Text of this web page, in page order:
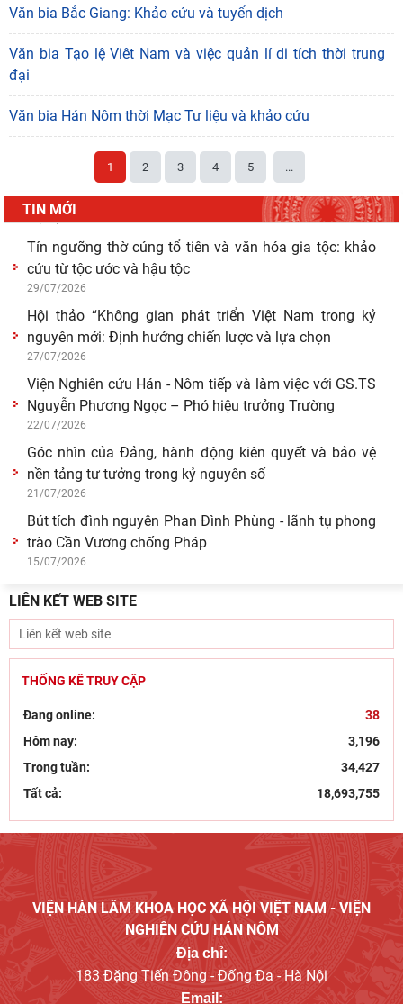
Văn bia Bắc Giang: Khảo cứu và tuyển dịch
Văn bia Tạo lệ Viêt Nam và việc quản lí di tích thời trung
đại
Văn bia Hán Nôm thời Mạc Tư liệu và khảo cứu
1 2 3 4 5 ...
TIN MỚI
Lớp bồi dưỡng Hán Nôm cơ bản cho viên chức Viện
chương
03/08/2026
Giá trị truyền thống trong xây dựng và hoàn thiện hệ
thống thực thi quyền hành pháp ở Việt Nam hiện
Giá trị truyền thống trong xây dựng và hoàn thiện hệ
thống thực thi quyền hành pháp ở Việt Nam hiện
29/07/2026
Tín ngưỡng thờ cúng tổ tiên và văn hóa gia tộc: khảo
cứu từ tộc ước và hậu tộc
29/07/2026
Hội thảo “Không gian phát triển Việt Nam trong kỷ
nguyên mới: Định hướng chiến lược và lựa chọn
27/07/2026
Viện Nghiên cứu Hán - Nôm tiếp và làm việc với GS.TS
Nguyễn Phương Ngọc – Phó hiệu trưởng Trường
22/07/2026
Góc nhìn của Đảng, hành động kiên quyết và bảo vệ
nền tảng tư tưởng trong kỷ nguyên số
21/07/2026
Bút tích đình nguyên Phan Đình Phùng - lãnh tụ phong
trào Cần Vương chống Pháp
15/07/2026
LIÊN KẾT WEB SITE
THỐNG KÊ TRUY CẬP
Đang online:
38
Hôm nay:
3,196
Trong tuần:
34,427
Tất cả:
18,693,755
VIỆN HÀN LÂM KHOA HỌC XÃ HỘI VIỆT NAM - VIỆN
NGHIÊN CỨU HÁN NÔM
Địa chỉ:
183 Đặng Tiến Đông - Đống Đa - Hà Nội
Email: